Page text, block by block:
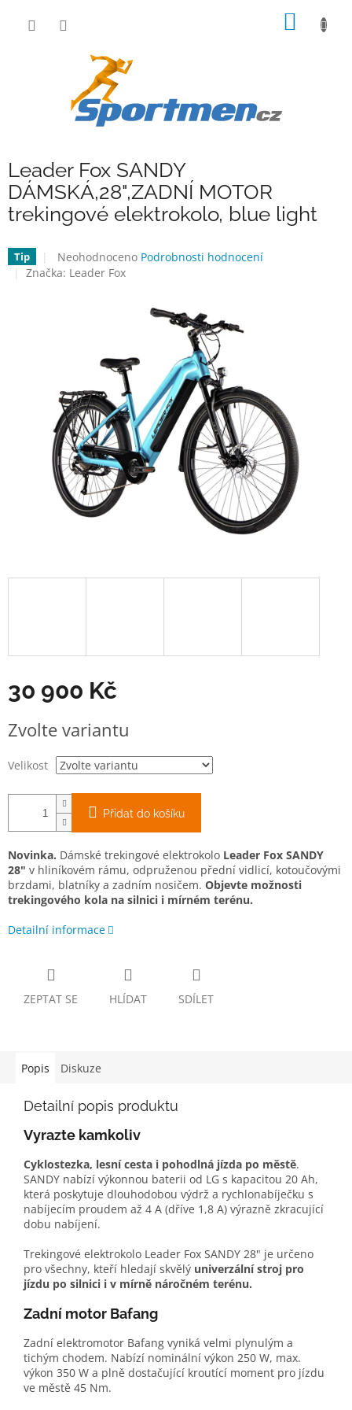
Leader Fox SANDY
DÁMSKÁ,28",ZADNÍ MOTOR
trekingové elektrokolo, blue light
Tip
Průměrné
hodnocení
hvězdiček.
Neohodnoceno Podrobnosti hodnocení
Značka: Leader Fox
30 900 Kč
cena:
Zvolte variantu
Velikost
Přidat do košíku
Novinka. Dámské trekingové elektrokolo Leader Fox SANDY
28" v hliníkovém rámu, odpruženou přední vidlicí, kotoučovými
brzdami, blatníky a zadním nosičem. Objevte možnosti
trekingového kola na silnici i mírném terénu.
Detailní informace
ZEPTAT SE HLÍDAT SDÍLET
Popis Diskuze
Detailní popis produktu
Vyrazte kamkoliv
Cyklostezka, lesní cesta i pohodlná jízda po městě.
SANDY nabízí výkonnou baterii od LG s kapacitou 20 Ah,
která poskytuje dlouhodobou výdrž a rychlonabíječku s
nabíjecím proudem až 4 A (dříve 1,8 A) výrazně zkracující
dobu nabíjení.
Trekingové elektrokolo Leader Fox SANDY 28" je určeno
pro všechny, kteří hledají skvělý univerzální stroj pro
jízdu po silnici i v mírně náročném terénu.
Zadní motor Bafang
Zadní elektromotor Bafang vyniká velmi plynulým a
tichým chodem. Nabízí nominální výkon 250 W, max.
výkon 350 W a plně dostačující kroutící moment pro jízdu
ve městě 45 Nm.